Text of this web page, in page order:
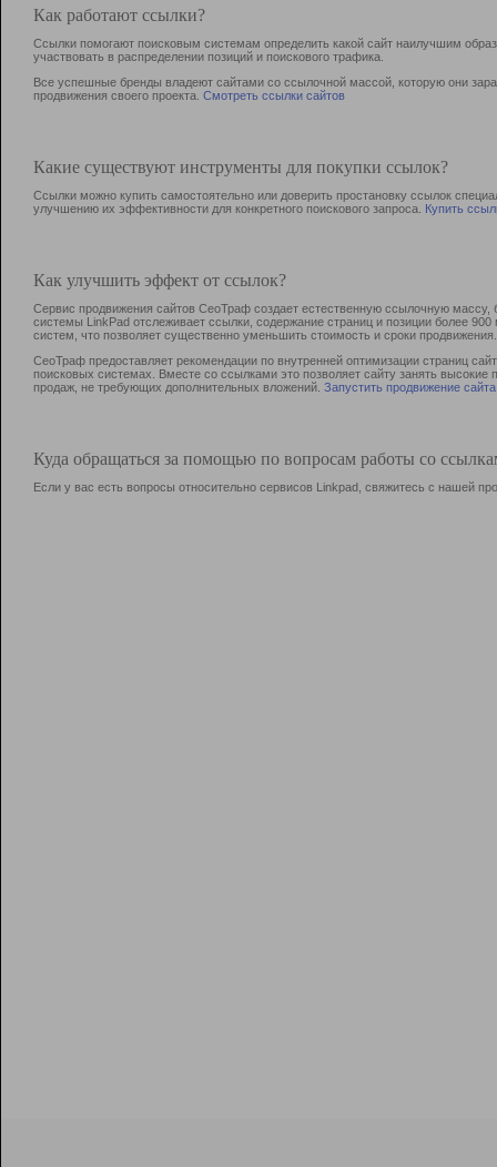
Как работают ссылки?
Ссылки помогают поисковым системам определить какой сайт наилучшим
участвовать в раcпределении позиций и поискового трафика.
Все успешные бренды владеют сайтами со ссылочной массой, которую они
продвижения своего проекта. Смотреть ссылки сайтов
Какие существуют инструменты для покупки ссылок?
Ссылки можно купить самостоятельно или доверить простановку ссылок
улучшению их эффективности для конкретного поискового запроса. Купить
Как улучшить эффект от ссылок?
Сервис продвижения сайтов СеоТраф создает естественную ссылочную
системы LinkPad отслеживает ссылки, содержание страниц и позиции более
систем, что позволяет существенно уменьшить стоимость и сроки продвижения.
СеоТраф предоставляет рекомендации по внутренней оптимизации страниц
поисковых системах. Вместе со ссылками это позволяет сайту занять
продаж, не требующих дополнительных вложений. Запустить продвижение сайта
Куда обращаться за помощью по вопросам работы со
Если у вас есть вопросы относительно сервисов Linkpad, свяжитесь с нашей